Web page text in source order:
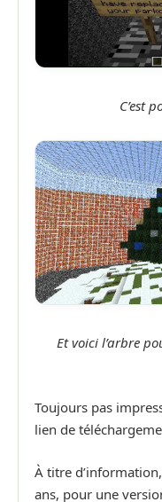
C’est
Et voici l’arbre
Toujours pas
lien de
À titre
ans, pour une